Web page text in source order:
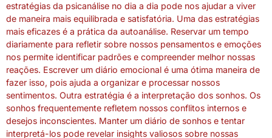
estratégias da psicanálise no dia a dia pode nos ajudar a viver
de maneira mais equilibrada e satisfatória. Uma das estratégias
mais eficazes é a prática da autoanálise. Reservar um tempo
diariamente para refletir sobre nossos pensamentos e emoções
nos permite identificar padrões e compreender melhor nossas
reações. Escrever um diário emocional é uma ótima maneira de
fazer isso, pois ajuda a organizar e processar nossos
sentimentos. Outra estratégia é a interpretação dos sonhos. Os
sonhos frequentemente refletem nossos conflitos internos e
desejos inconscientes. Manter um diário de sonhos e tentar
interpretá-los pode revelar insights valiosos sobre nossas